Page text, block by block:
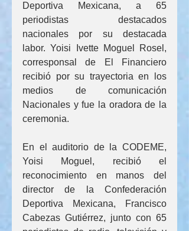
Deportiva Mexicana, a 65
periodistas destacados
nacionales por su destacada
labor. Yoisi Ivette Moguel Rosel,
corresponsal de El Financiero
recibió por su trayectoria en los
medios de comunicación
Nacionales y fue la oradora de la
ceremonia.
En el auditorio de la CODEME,
Yoisi Moguel, recibió el
reconocimiento en manos del
director de la Confederación
Deportiva Mexicana, Francisco
Cabezas Gutiérrez, junto con 65